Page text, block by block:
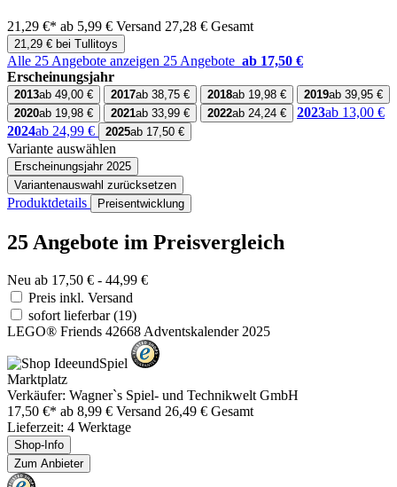
21,29 €* ab 5,99 € Versand 27,28 € Gesamt
21,29 € bei Tullitoys
Alle 25 Angebote anzeigen 25 Angebote ab 17,50 €
Erscheinungsjahr
2013ab 49,00 € 2017ab 38,75 € 2018ab 19,98 € 2019ab 39,95 €
2020ab 19,98 € 2021ab 33,99 € 2022ab 24,24 € 2023ab 13,00 €
2024ab 24,99 € 2025ab 17,50 €
Variante auswählen
Erscheinungsjahr 2025
Variantenauswahl zurücksetzen
Produktdetails Preisentwicklung
25 Angebote im Preisvergleich
Neu ab 17,50 € - 44,99 €
Preis inkl. Versand
sofort lieferbar(19)
LEGO® Friends 42668 Adventskalender 2025
Marktplatz
Verkäufer: Wagner`s Spiel- und Technikwelt GmbH
17,50 €* ab 8,99 € Versand 26,49 € Gesamt
Lieferzeit: 4 Werktage
Shop-Info
Zum Anbieter